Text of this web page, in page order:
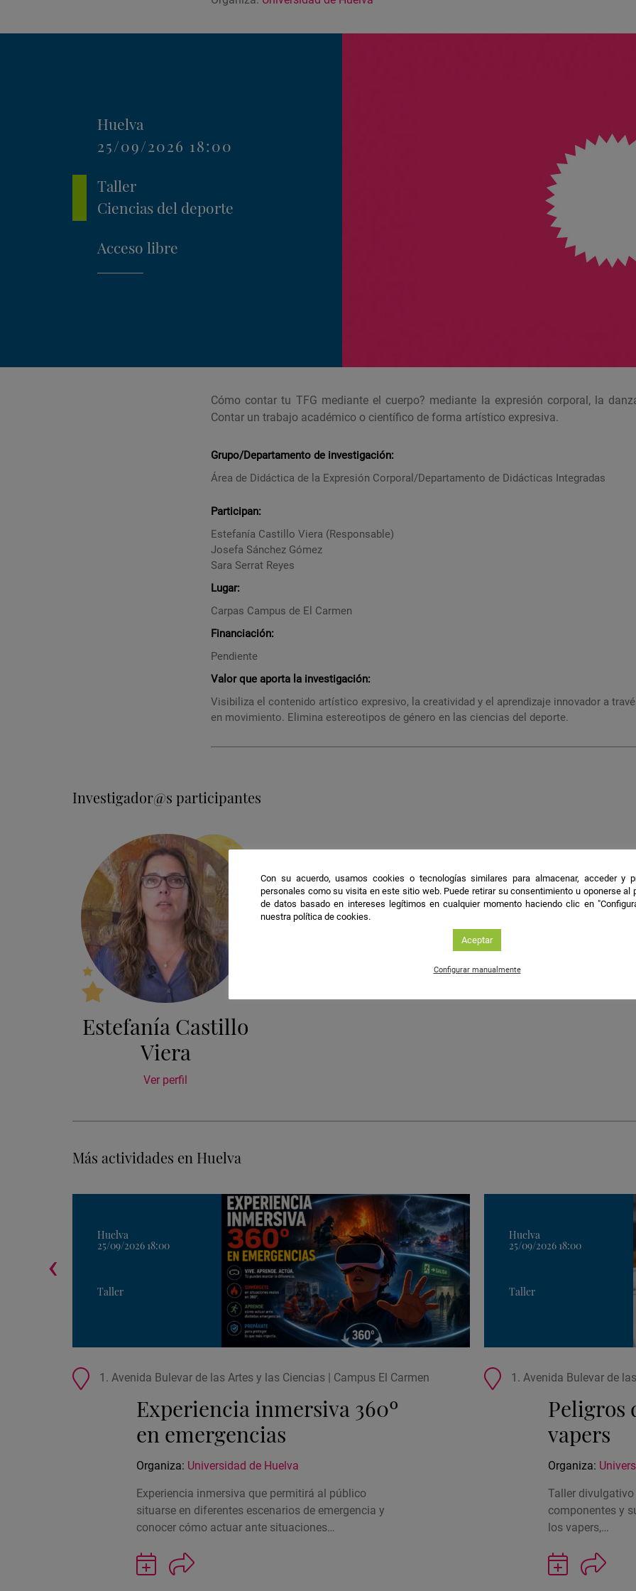
Huelva
25/09/2026 18:00
Taller
Ciencias del deporte
Acceso libre
Cómo contar tu TFG mediante el cuerpo? mediante la expresión corporal, la
Contar un trabajo académico o científico de forma artístico expresiva.
Grupo/Departamento de investigación:
Área de Didáctica de la Expresión Corporal/Departamento de Didácticas Integradas
Participan:
Estefanía Castillo Viera (Responsable)
Josefa Sánchez Gómez
Sara Serrat Reyes
Lugar:
Carpas Campus de El Carmen
Financiación:
Pendiente
Valor que aporta la investigación:
Visibiliza el contenido artístico expresivo, la creatividad y el aprendizaje innovador a
en movimiento. Elimina estereotipos de género en las ciencias del deporte.
Investigador@s participantes
Estefanía Castillo
Viera
Ver perfil
Más actividades en Huelva
Huelva
25/09/2026 18:00
Taller
de
actividad
1. Avenida Bulevar de las Artes y las Ciencias | Campus El Carmen
Experiencia inmersiva 360º
en emergencias
Organiza: Universidad de Huelva
Experiencia inmersiva que permitirá al público
situarse en diferentes escenarios de emergencia y
conocer cómo actuar ante situaciones…
Guardar
actividad
Huelva
25/09/2026 18:00
Taller
de
actividad
1. Avenida Bulevar de
Peligros
vapers
Organiza:
Taller
componentes y
los vapers,…
Guardar
actividad
‹
Con su acuerdo, usamos cookies o tecnologías similares para almacenar, acceder y
personales como su visita en este sitio web. Puede retirar su consentimiento u oponerse al
de datos basado en intereses legítimos en cualquier momento haciendo clic en
nuestra política de cookies.
Aceptar
Configurar manualmente